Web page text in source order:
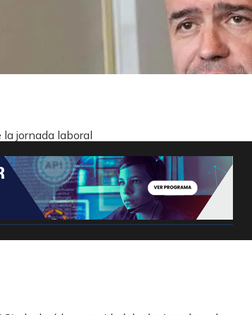
jornada laboral